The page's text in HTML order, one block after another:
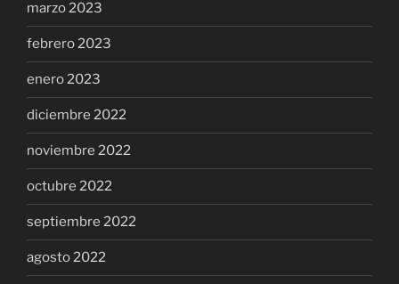
marzo 2023
febrero 2023
enero 2023
diciembre 2022
noviembre 2022
octubre 2022
septiembre 2022
agosto 2022